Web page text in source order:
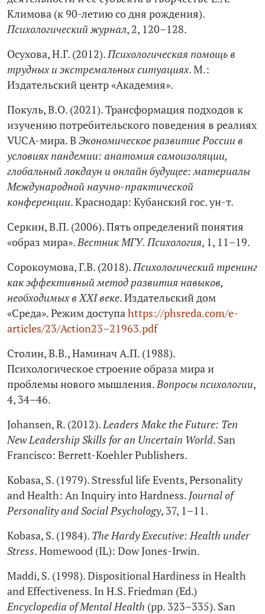
Климова (к 90‑летию со дня рождения).
Психологический журнал, 2, 120–128.
Осухова, Н.Г. (2012).Психологическая помощь в
трудных и экстремальных ситуациях. М.:
Издательский центр «Академия».
Покуль, В.О. (2021). Трансформация подходов к
изучению потребительского поведения в реалиях
VUCA-мира. В Экономическое развитие России в
условиях пандемии: анатомия самоизоляции,
глобальный локдаун и онлайн будущее: материалы
Международной научно-практической
конференции. Краснодар: Кубанский гос. ун-т.
Серкин, В.П. (2006). Пять определений понятия
«образ мира».Вестник МГУ. Психология, 1, 11–19.
Сорокоумова, Г.В. (2018).Психологический тренинг
как эффективный метод развития навыков,
необходимых в XXI веке. Издательский дом
«Среда». Режим доступаhttps://phsreda.com/e-
articles/23/Action23–21963.pdf
Столин, В.В., Наминач А.П. (1988).
Психологическое строение образа мира и
проблемы нового мышления.Вопросы психологии,
4, 34–46.
Johansen, R. (2012).Leaders Make the Future: Ten
New Leadership Skills for an Uncertain World. San
Francisco: Berrett-Koehler Publishers.
Kobasa, S. (1979). Stressful life Events, Personality
and Health: An Inquiry into Hardness. Journal of
Personality and Social Psychology, 37, 1–11.
Kobasa, S. (1984). The Hardy Executive: Health under
Stress. Homewood (IL): Dow Jones-Irwin.
Maddi, S. (1998). Dispositional Hardiness in Health
and Effectiveness. In H.S. Friedman (Ed.)
Encyclopedia of Mental Health (pp. 323–335). San